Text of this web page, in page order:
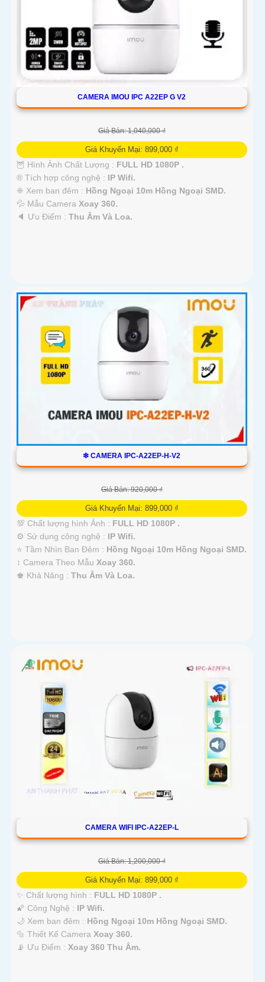
CAMERA IMOU IPC A22EP G V2
Giá Bán: 1,040,000 ₫
Giá Khuyến Mại: 899,000 ₫
🦉 Hình Ành Chất Lượng : FULL HD 1080P .
®️ Tích hợp công nghệ : IP Wifi.
❈ Xem ban đêm : Hồng Ngoại 10m Hồng Ngoại SMD.
💦 Mẫu Camera Xoay 360.
️🔈 Ưu Điểm : Thu Âm Và Loa.
❇ CAMERA IPC-A22EP-H-V2
Giá Bán: 920,000 ₫
Giá Khuyến Mại: 899,000 ₫
💯 Chất lượng hình Ảnh : FULL HD 1080P .
⚙ Sử dụng công nghệ : IP Wifi.
⭐ Tầm Nhìn Ban Đêm : Hồng Ngoại 10m Hồng Ngoại SMD.
↕️ Camera Theo Mẫu Xoay 360.
️♚ Khả Năng : Thu Âm Và Loa.
CAMERA WIFI IPC-A22EP-L
Giá Bán: 1,200,000 ₫
Giá Khuyến Mại: 899,000 ₫
✨ Chất lượng hình : FULL HD 1080P .
🌠 Công Nghệ : IP Wifi.
🌙 Xem ban đêm : Hồng Ngoại 10m Hồng Ngoại SMD.
🔩 Thiết Kế Camera Xoay 360.
️📡 Ưu Điểm : Xoay 360 Thu Âm.